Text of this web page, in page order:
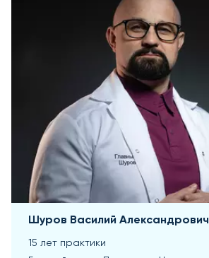
Шуров Василий Александрович
15 лет практики